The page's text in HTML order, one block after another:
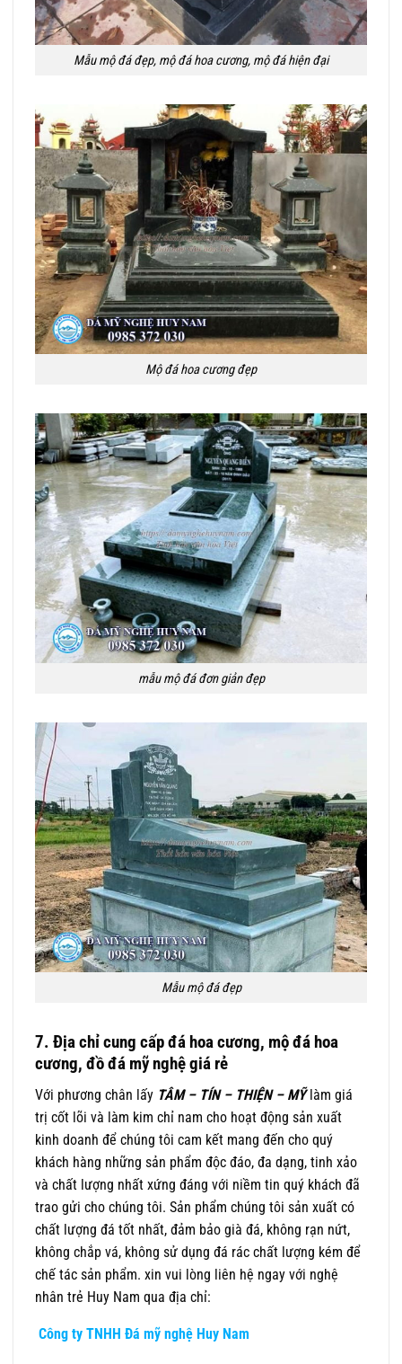
Mẫu mộ đá đẹp, mộ đá hoa cương, mộ đá hiện đại
Mộ đá hoa cương đẹp
mẫu mộ đá đơn giản đẹp
Mẫu mộ đá đẹp
7. Địa chỉ cung cấp đá hoa cương, mộ đá hoa
cương, đồ đá mỹ nghệ giá rẻ
Với phương chân lấy TÂM – TÍN – THIỆN – MỸlàm giá
trị cốt lõi và làm kim chỉ nam cho hoạt động sản xuất
kinh doanh để chúng tôi cam kết mang đến cho quý
khách hàng những sản phẩm độc đáo, đa dạng, tinh xảo
và chất lượng nhất xứng đáng với niềm tin quý khách đã
trao gửi cho chúng tôi. Sản phẩm chúng tôi sản xuất có
chất lượng đá tốt nhất, đảm bảo già đá, không rạn nứt,
không chắp vá, không sử dụng đá rác chất lượng kém để
chế tác sản phẩm. xin vui lòng liên hệ ngay với nghệ
nhân trẻ Huy Nam qua địa chỉ:
Công ty TNHH Đá mỹ nghệ Huy Nam